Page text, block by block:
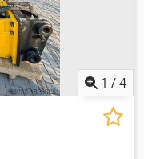
1 /4